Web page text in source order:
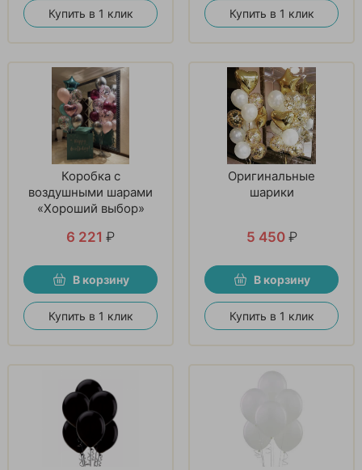
Купить в 1 клик Купить в 1 клик
Коробка с
воздушными шарами
«Хороший выбор»
6 221 ₽
В корзину
Купить в 1 клик
Оригинальные
шарики
5 450 ₽
В корзину
Купить в 1 клик